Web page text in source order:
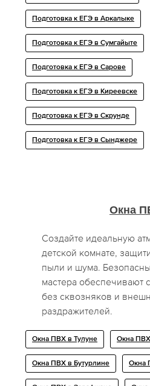
Подготовка к ЕГЭ в Аркалыке
Подготовка к ЕГЭ в Сумгайыте
Подготовка к ЕГЭ в Сарове
Подготовка к ЕГЭ в Киреевске
Подготовка к ЕГЭ в Скрунде
Подготовка к ЕГЭ в Сынджере
Окна
Создайте идеальную
детской комнате,
пыли и шума.
мастера обеспечивают
без сквозняков и
раздражителей.
Окна ПВХ в Тулуне Окна
Окна ПВХ в Бутурлине Окна